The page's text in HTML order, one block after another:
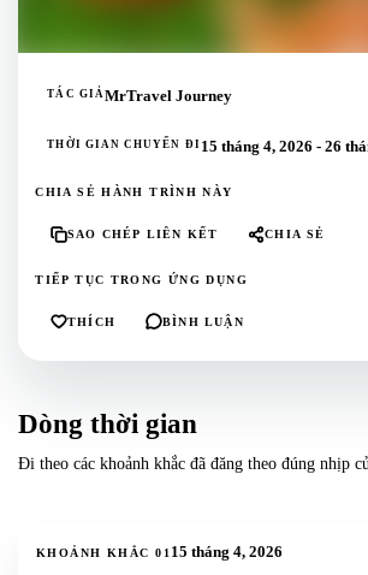
TÁC GIẢ MrTravel Journey
THỜI GIAN CHUYẾN ĐI 15 tháng 4, 2026 - 26
CHIA SẺ HÀNH TRÌNH NÀY
SAO CHÉP LIÊN KẾT CHIA SẺ
TIẾP TỤC TRONG ỨNG DỤNG
THÍCH BÌNH LUẬN
Dòng thời gian
Đi theo các khoảnh khắc đã đăng theo đúng nhịp
KHOẢNH KHẮC 01 15 tháng 4, 2026